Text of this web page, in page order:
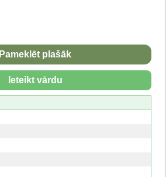
Pameklēt plašāk
Ieteikt vārdu